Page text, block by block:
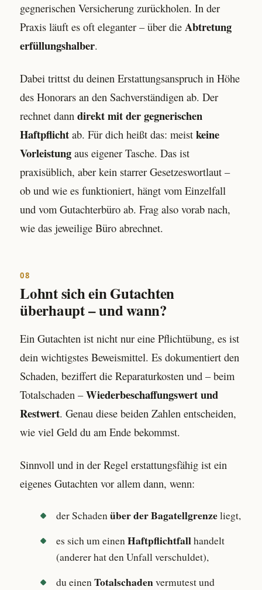
gegnerischen Versicherung zurückholen. In der
Praxis läuft es oft eleganter – über die Abtretung
erfüllungshalber.
Dabei trittst du deinen Erstattungsanspruch in Höhe
des Honorars an den Sachverständigen ab. Der
rechnet dann direkt mit der gegnerischen
Haftpflicht ab. Für dich heißt das: meist keine
Vorleistung aus eigener Tasche. Das ist
praxisüblich, aber kein starrer Gesetzeswortlaut –
ob und wie es funktioniert, hängt vom Einzelfall
und vom Gutachterbüro ab. Frag also vorab nach,
wie das jeweilige Büro abrechnet.
08
Lohnt sich ein Gutachten
überhaupt – und wann?
Ein Gutachten ist nicht nur eine Pflichtübung, es ist
dein wichtigstes Beweismittel. Es dokumentiert den
Schaden, beziffert die Reparaturkosten und – beim
Totalschaden –Wiederbeschaffungswert und
Restwert. Genau diese beiden Zahlen entscheiden,
wie viel Geld du am Ende bekommst.
Sinnvoll und in der Regel erstattungsfähig ist ein
eigenes Gutachten vor allem dann, wenn:
der Schadenüber der Bagatellgrenzeliegt,
es sich um einenHaftpflichtfallhandelt
(anderer hat den Unfall verschuldet),
du einenTotalschadenvermutest und